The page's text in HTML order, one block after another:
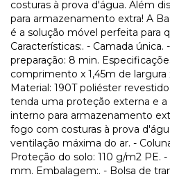
costuras à prova d'água. Além
para armazenamento extra! A
é a solução móvel perfeita para
Características:. - Camada única.
preparação: 8 min.
comprimento x 1,45m de largura
Material: 190T poliéster
tenda uma proteção externa e a
interno para armazenamento
fogo com costuras à prova
ventilação máxima do ar. -
Proteção do solo: 110 g/m2 PE.
mm. Embalagem:. - Bolsa de